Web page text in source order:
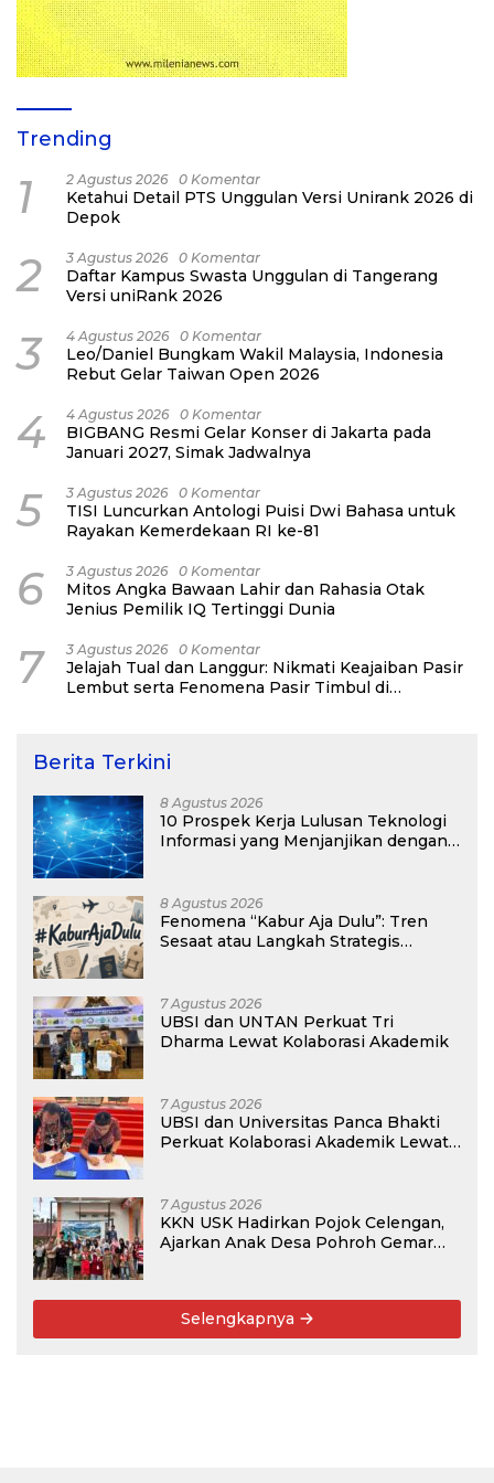
Trending
1 2 Agustus 2026 0 Komentar
Ketahui Detail PTS Unggulan Versi Unirank 2026 di
Depok
2 3 Agustus 2026 0 Komentar
Daftar Kampus Swasta Unggulan di Tangerang
Versi uniRank 2026
3 4 Agustus 2026 0 Komentar
Leo/Daniel Bungkam Wakil Malaysia, Indonesia
Rebut Gelar Taiwan Open 2026
4 4 Agustus 2026 0 Komentar
BIGBANG Resmi Gelar Konser di Jakarta pada
Januari 2027, Simak Jadwalnya
5 3 Agustus 2026 0 Komentar
TISI Luncurkan Antologi Puisi Dwi Bahasa untuk
Rayakan Kemerdekaan RI ke-81
6 3 Agustus 2026 0 Komentar
Mitos Angka Bawaan Lahir dan Rahasia Otak
Jenius Pemilik IQ Tertinggi Dunia
7 3 Agustus 2026 0 Komentar
Jelajah Tual dan Langgur: Nikmati Keajaiban Pasir
Lembut serta Fenomena Pasir Timbul di
Berita Terkini
8 Agustus 2026
10 Prospek Kerja Lulusan Teknologi
Informasi yang Menjanjikan dengan
8 Agustus 2026
Fenomena “Kabur Aja Dulu”: Tren
Sesaat atau Langkah Strategis
7 Agustus 2026
UBSI dan UNTAN Perkuat Tri
Dharma Lewat Kolaborasi Akademik
7 Agustus 2026
UBSI dan Universitas Panca Bhakti
Perkuat Kolaborasi Akademik Lewat
7 Agustus 2026
KKN USK Hadirkan Pojok Celengan,
Ajarkan Anak Desa Pohroh Gemar
Selengkapnya